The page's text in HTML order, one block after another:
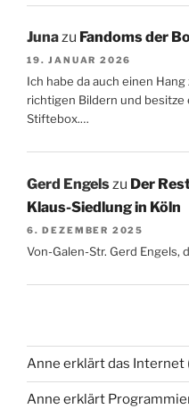
Junazu Fandoms der
19. JANUAR 2026
Ich habe da auch einen
richtigen Bildern und
Stiftebox.…
Gerd Engelszu Der
Klaus-Siedlung in Köln
6. DEZEMBER 2025
Von-Galen-Str. Gerd Engels,
Anne erklärt das Internet
Anne erklärt